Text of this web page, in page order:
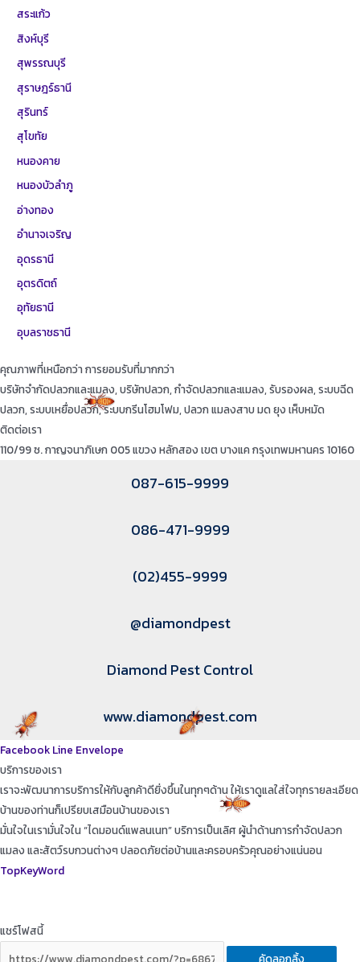
สระแก้ว
สิงห์บุรี
สุพรรณบุรี
สุราษฎร์ธานี
สุรินทร์
สุโขทัย
หนองคาย
หนองบัวลำภู
อ่างทอง
อำนาจเจริญ
อุดรธานี
อุตรดิตถ์
อุทัยธานี
อุบลราชธานี
คุณภาพที่เหนือกว่า การยอมรับที่มากกว่า
บริษัทจำกัดปลวกและแมลง, บริษัทปลวก, กำจัดปลวกและแมลง, รับรองผล, ระบบฉีด
ปลวก, ระบบเหยื่อปลวก, ระบบกรีนโฮมโฟม, ปลวก แมลงสาบ มด ยุง เห็บหมัด
ติดต่อเรา
110/99 ซ. กาญจนาภิเษก 005 แขวง หลักสอง เขต บางแค กรุงเทพมหานคร 10160
087-615-9999
086-471-9999
(02)455-9999
@diamondpest
Diamond Pest Control
www.diamondpest.com
Facebook Line Envelope
บริการของเรา
เราจะพัฒนาการบริการให้กับลูกค้าดียิ่งขึ้นในทุกๆด้าน ให้เราดูแลใส่ใจทุกรายละเอียด
บ้านของท่านก็เปรียบเสมือนบ้านของเรา
มั่นใจในเรามั่นใจใน “ไดมอนด์แพลนเนท” บริการเป็นเลิศ ผู้นำด้านการกำจัดปลวก
แมลง และสัตว์รบกวนต่างๆ ปลอดภัยต่อบ้านและครอบครัวคุณอย่างแน่นอน
TopKeyWord
แชร์โฟสนี้
คัดลอกลิ้ง